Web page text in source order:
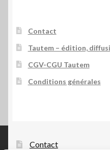
Contact
Tautem – édition,
CGV-CGU Tautem
Conditions générales
Contact